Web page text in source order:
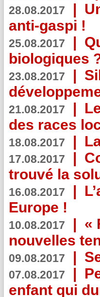
28.08.2017 |
anti-gaspi !
25.08.2017 |
biologiques
23.08.2017 |
21.08.2017 |
des races
18.08.2017 |
17.08.2017 |
trouvé la
16.08.2017 |
Europe !
10.08.2017 | «
nouvelles
09.08.2017 |
07.08.2017 |
enfant qui